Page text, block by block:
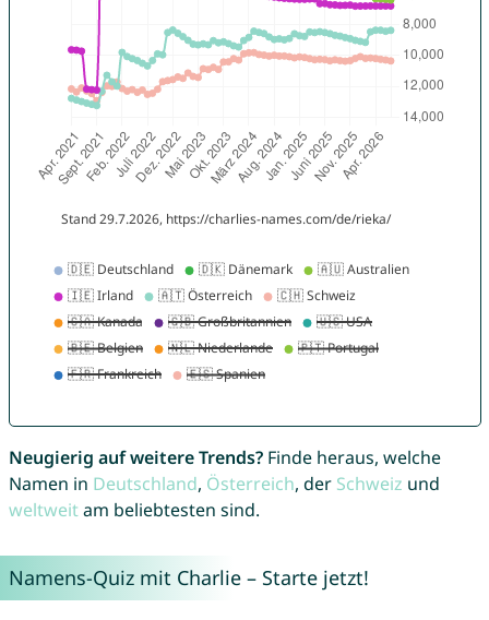
Neugierig auf weitere Trends?Finde heraus, welche
Namen in Deutschland, Österreich, der Schweiz und
weltweitam beliebtesten sind.
Namens-Quiz mit Charlie – Starte jetzt!